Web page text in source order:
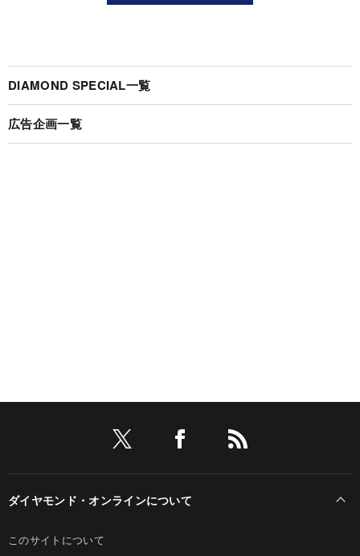
DIAMOND SPECIAL一覧
広告企画一覧
ダイヤモンド・オンラインについて
このサイトについて